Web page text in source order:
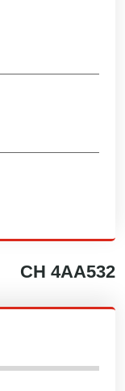
CH 4AA532